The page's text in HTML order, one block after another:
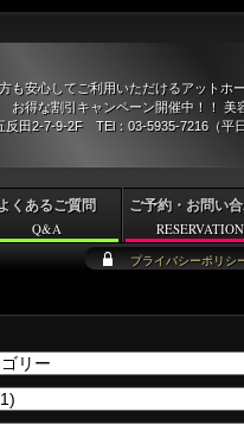
プライバシーポリシ
も安心してご利用いただけるアットホ
お得な割引キャンペーン開催中！！
反田2-7-9-2F TEl：03-5935-7216（平
くあるご質問
Q&A
ご予約・お問い
RESERVATION